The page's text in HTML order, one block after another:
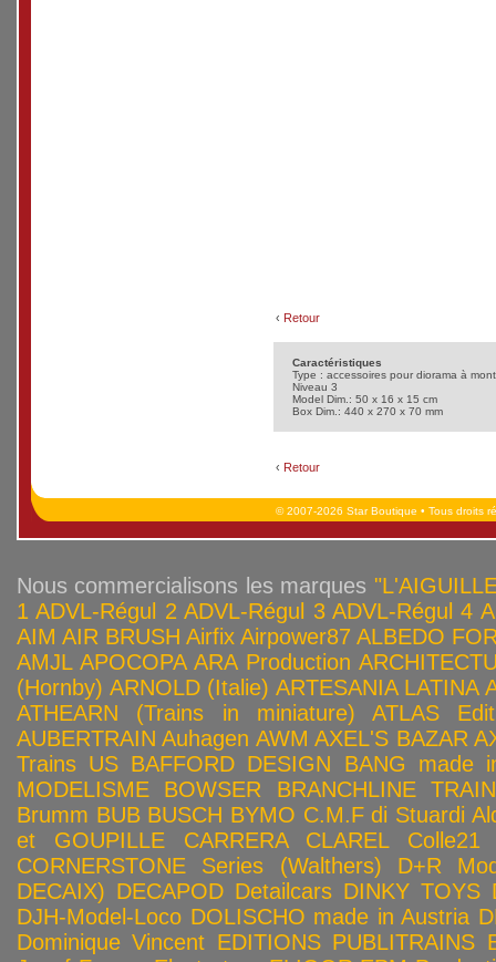
‹ Retour
Caractéristiques
Type : accessoires pour diorama à
Niveau 3
Model Dim.: 50 x 16 x 15 cm
Box Dim.: 440 x 270 x 70 mm
‹ Retour
© 2007-2026 Star Boutique • Tous droits
Nous commercialisons les marques
1 ADVL-Régul 2 ADVL-Régul 3 ADVL-Régul 4
AIM AIR BRUSH Airfix Airpower87 ALBEDO
AMJL APOCOPA ARA Production
(Hornby) ARNOLD (Italie) ARTESANIA LATINA
ATHEARN (Trains in miniature)
ATLAS
AUBERTRAIN Auhagen AWM AXEL'S BAZAR
Trains US BAFFORD DESIGN
BANG made
MODELISME
BOWSER
BRANCHLINE
Brumm BUB BUSCH BYMO C.M.F di Stuardi
et GOUPILLE
CARRERA CLAREL
Colle21
CORNERSTONE Series (Walthers)
D+R
DECAIX) DECAPOD Detailcars DINKY TOYS
DJH-Model-Loco DOLISCHO made in Austria
Dominique Vincent EDITIONS PUBLITRAINS